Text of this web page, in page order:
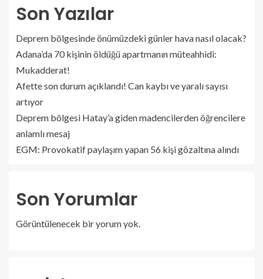
Son Yazılar
Deprem bölgesinde önümüzdeki günler hava nasıl olacak?
Adana’da 70 kişinin öldüğü apartmanın müteahhidi:
Mukadderat!
Afette son durum açıklandı! Can kaybı ve yaralı sayısı
artıyor
Deprem bölgesi Hatay’a giden madencilerden öğrencilere
anlamlı mesaj
EGM: Provokatif paylaşım yapan 56 kişi gözaltına alındı
Son Yorumlar
Görüntülenecek bir yorum yok.